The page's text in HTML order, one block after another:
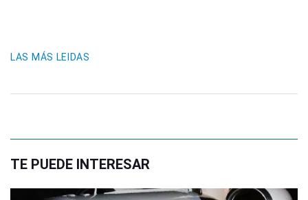
LAS MÁS LEIDAS
TE PUEDE INTERESAR